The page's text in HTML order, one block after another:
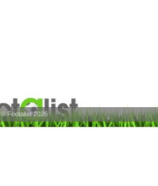
MD 34
© Footalist 2026